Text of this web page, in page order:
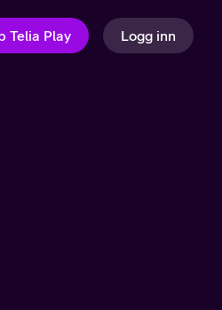
Telia Play Logg inn